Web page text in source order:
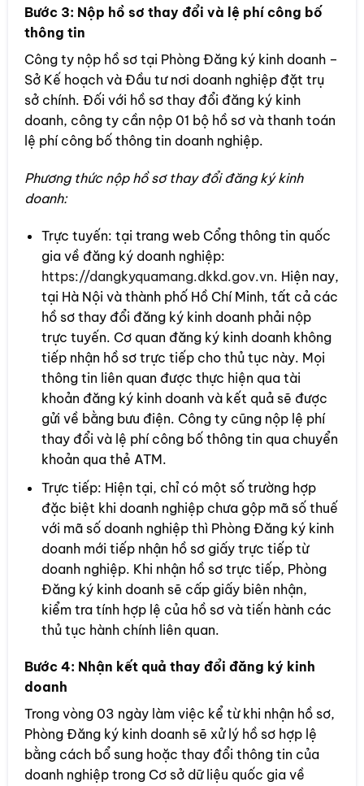
Bước 3: Nộp hồ sơ thay đổi và lệ phí công bố
thông tin
Công ty nộp hồ sơ tại Phòng Đăng ký kinh doanh –
Sở Kế hoạch và Đầu tư nơi doanh nghiệp đặt trụ
sở chính. Đối với hồ sơ thay đổi đăng ký kinh
doanh, công ty cần nộp 01 bộ hồ sơ và thanh toán
lệ phí công bố thông tin doanh nghiệp.
Phương thức nộp hồ sơ thay đổi đăng ký kinh
doanh:
Trực tuyến: tại trang web Cổng thông tin quốc
gia về đăng ký doanh nghiệp:
https://dangkyquamang.dkkd.gov.vn. Hiện nay,
tại Hà Nội và thành phố Hồ Chí Minh, tất cả các
hồ sơ thay đổi đăng ký kinh doanh phải nộp
trực tuyến. Cơ quan đăng ký kinh doanh không
tiếp nhận hồ sơ trực tiếp cho thủ tục này. Mọi
thông tin liên quan được thực hiện qua tài
khoản đăng ký kinh doanh và kết quả sẽ được
gửi về bằng bưu điện. Công ty cũng nộp lệ phí
thay đổi và lệ phí công bố thông tin qua chuyển
khoản qua thẻ ATM.
Trực tiếp: Hiện tại, chỉ có một số trường hợp
đặc biệt khi doanh nghiệp chưa gộp mã số thuế
với mã số doanh nghiệp thì Phòng Đăng ký kinh
doanh mới tiếp nhận hồ sơ giấy trực tiếp từ
doanh nghiệp. Khi nhận hồ sơ trực tiếp, Phòng
Đăng ký kinh doanh sẽ cấp giấy biên nhận,
kiểm tra tính hợp lệ của hồ sơ và tiến hành các
thủ tục hành chính liên quan.
Bước 4: Nhận kết quả thay đổi đăng ký kinh
doanh
Trong vòng 03 ngày làm việc kể từ khi nhận hồ sơ,
Phòng Đăng ký kinh doanh sẽ xử lý hồ sơ hợp lệ
bằng cách bổ sung hoặc thay đổi thông tin của
doanh nghiệp trong Cơ sở dữ liệu quốc gia về